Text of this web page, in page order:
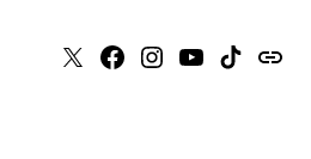
X Faceboook
Instagram
YoutubeTiktokissuu